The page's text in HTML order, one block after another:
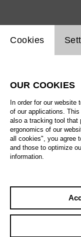
All artistic fields
All locations
All features
Sat29.8.
Website cookie
Cookies
OUR COOKIES
In order for our
of our applications.
also a tracking tool that
ergonomics of our
all cookies", you agree
and those to optimize
information.